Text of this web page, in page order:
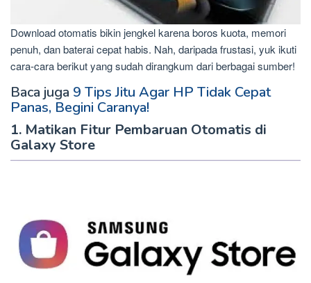
Download otomatis bikin jengkel karena boros kuota, memori
penuh, dan baterai cepat habis. Nah, daripada frustasi, yuk ikuti
cara-cara berikut yang sudah dirangkum dari berbagai sumber!
Baca juga 9 Tips Jitu Agar HP Tidak Cepat
Panas, Begini Caranya!
1. Matikan Fitur Pembaruan Otomatis di
Galaxy Store